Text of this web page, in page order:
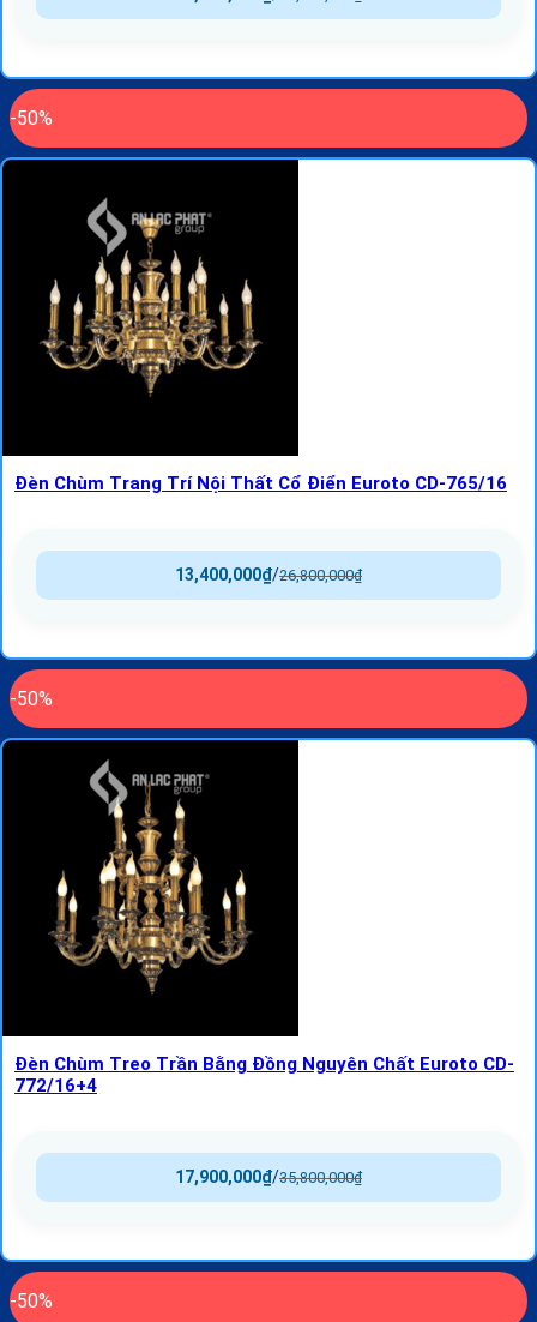
-50%
Đèn Chùm Trang Trí Nội Thất Cổ Điển Euroto CD-765/16
26,800,000₫
/
13,400,000₫
-50%
Đèn Chùm Treo Trần Bằng Đồng Nguyên Chất Euroto CD-
772/16+4
35,800,000₫
/
17,900,000₫
-50%